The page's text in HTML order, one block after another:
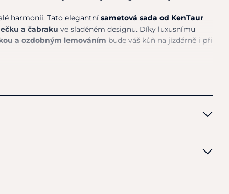
harmonii. Tato elegantní sametová sada od KenTaur
a čabraku ve sladěném designu. Díky luxusnímu
a ozdobným lemováním bude váš kůň na jízdárně i při
měkkýsametový povrch